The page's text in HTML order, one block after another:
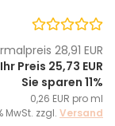
28,91 EUR
Ihr Preis 25,73 EUR
Sie sparen 11%
0,26 EUR pro ml
MwSt. zzgl. Versand